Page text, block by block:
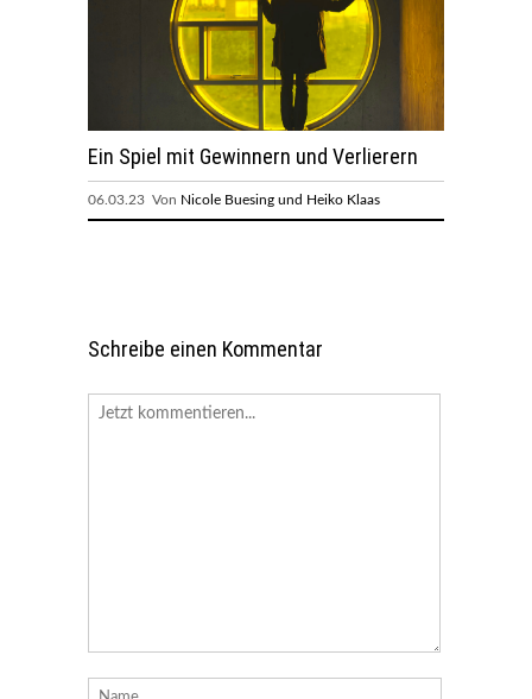
Ein Spiel mit Gewinnern und Verlierern
06.03.23 Von Nicole Buesing und Heiko Klaas
Schreibe einen Kommentar